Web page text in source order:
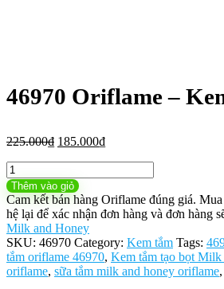
46970 Oriflame –
225.000₫ Giá
225.000₫.
185.000₫Giá
185.000₫.
46970
Oriflame
-
Kem
tắm
tạo
bọt
Milk
Thêm vào giỏ
Cam kết bán hàng Oriflame đúng giá.
hệ lại để xác nhận đơn hàng và đơn hàng
Milk and Honey
SKU: 46970 Category: Kem tắm Tags:
tắm oriflame 46970, Kem tắm tạo bọt
oriflame, sữa tắm milk and honey oriflame,